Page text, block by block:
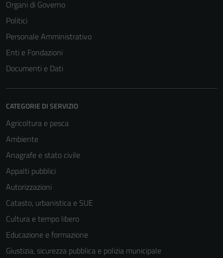
Organi di Governo
Politici
Personale Amministrativo
Enti e Fondazioni
Documenti e Dati
CATEGORIE DI SERVIZIO
Agricoltura e pesca
Ambiente
Anagrafe e stato civile
Appalti pubblici
Autorizzazioni
Catasto, urbanistica e SUE
Cultura e tempo libero
Educazione e formazione
Giustizia, sicurezza pubblica e polizia municipale